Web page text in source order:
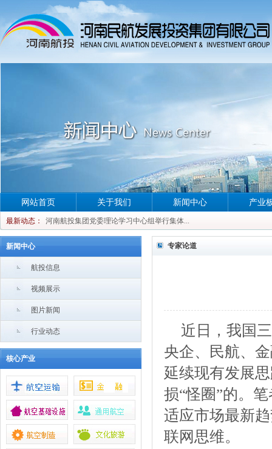
网站首页
最新动态：
河南航投集团党委理论学习中心组举行集体...
河南航投集团党委理论学习中心组举行集体...
河南航投集团党委理论学习中心组举行集体...
河南航投集团党委理论学习中心组举行集体...
关于我们 新闻中心 产业
新闻中心
航投信息
视频展示
图片新闻
行业动态
核心产业
专家论道
近日，我国
央企、民航、
延续现有发展
损“怪圈”的。
适应市场最新
联网思维。